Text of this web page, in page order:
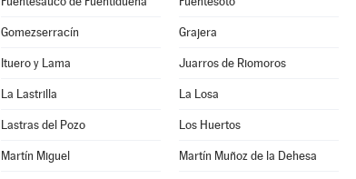
Gomezserracín Grajera
Ituero y Lama Juarros de Riomoros
La Lastrilla La Losa
Lastras del Pozo Los Huertos
Martín Miguel Martín Muñoz de la Dehesa